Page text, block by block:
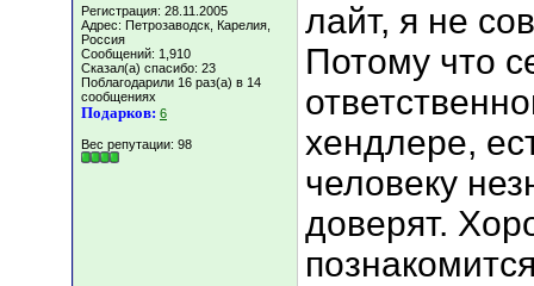
Регистрация: 28.11.2005
Адрес: Петрозаводск, Карелия,
Россия
Сообщений: 1,910
Сказал(а) спасибо: 23
Поблагодарили 16 раз(а) в 14
сообщениях
Подарков: 6
Вес репутации: 98
лайт, я не
Потому что
хендлере,
человеку
доверят.